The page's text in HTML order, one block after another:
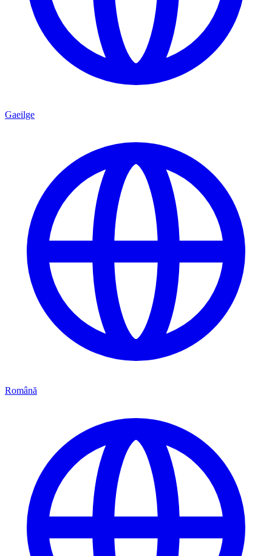
Gaeilge
Română